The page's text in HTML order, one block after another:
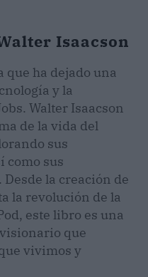
Isaacson
que ha dejado una
y la
Walter Isaacson
de la vida del
sus
como sus
la creación de
la revolución de la
este libro es una
que
vivimos y